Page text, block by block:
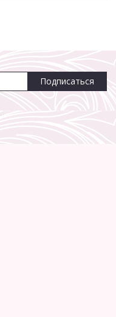
Подписаться